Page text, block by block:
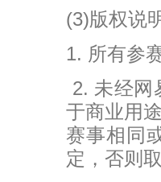
(3)版权说
1. 所有参
2. 未经网
于商业用
赛事相同
定，否则